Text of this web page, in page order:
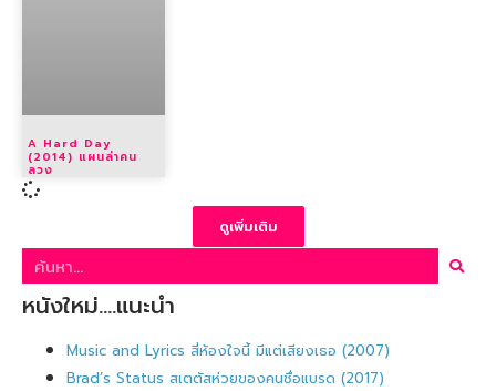
หนังใหม่….แนะนำ
Music and Lyrics สี่ห้องใจนี้ มีแต่เสียงเธอ (2007)
Brad’s Status สเตตัสห่วยของคนชื่อแบรด (2017)
A Hard Day
(2014) แผนล่าคน
ลวง
ดูเพิ่มเติม